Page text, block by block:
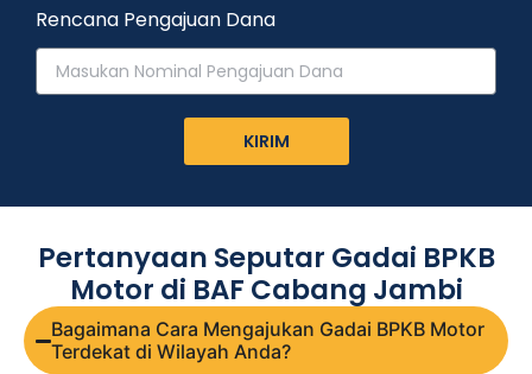
Rencana Pengajuan Dana
KIRIM
Pertanyaan Seputar Gadai BPKB
Motor di BAF Cabang Jambi
Bagaimana Cara Mengajukan Gadai BPKB Motor
Terdekat di Wilayah Anda?